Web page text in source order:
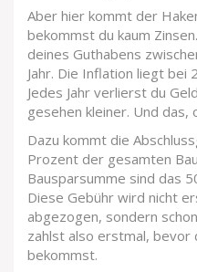
Aber hier kommt der
bekommst du kaum
deines Guthabens
Jahr. Die Inflation liegt bei
Jedes Jahr verlierst du
gesehen kleiner. Und das,
Dazu kommt die
Prozent der gesamten
Bausparsumme sind das
Diese Gebühr wird nicht
abgezogen, sondern
zahlst also erstmal, bevor
bekommst.